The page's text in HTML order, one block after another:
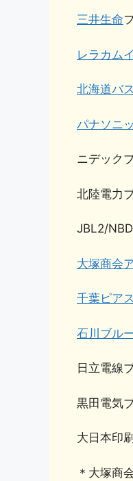
三井生命
レラカム
北海道バ
パナソニ
ニデック
北陸電力
JBL2/
大塚商会
千葉ピア
石川ブル
日立電線
黒田電気
大日本印刷
＊大塚商